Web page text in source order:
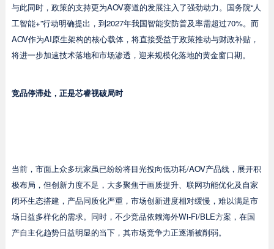
与此同时，政策的支持更为AOV赛道的发展注入了强劲动力。国务院“人
工智能+”行动明确提出，到2027年我国智能安防普及率需超过70%。而
AOV作为AI原生架构的核心载体，将直接受益于政策推动与财政补贴，
将进一步加速技术落地和市场渗透，迎来规模化落地的黄金窗口期。
竞品停滞处，正是芯睿视破局时
当前，市面上众多玩家虽已纷纷将目光投向低功耗/AOV产品线，展开积
极布局，但创新力度不足，大多聚焦于画质提升、联网功能优化及自家
闭环生态搭建，产品同质化严重，市场创新进度相对缓慢，难以满足市
场日益多样化的需求。同时，不少竞品依赖海外Wi-Fi/BLE方案，在国
产自主化趋势日益明显的当下，其市场竞争力正逐渐被削弱。